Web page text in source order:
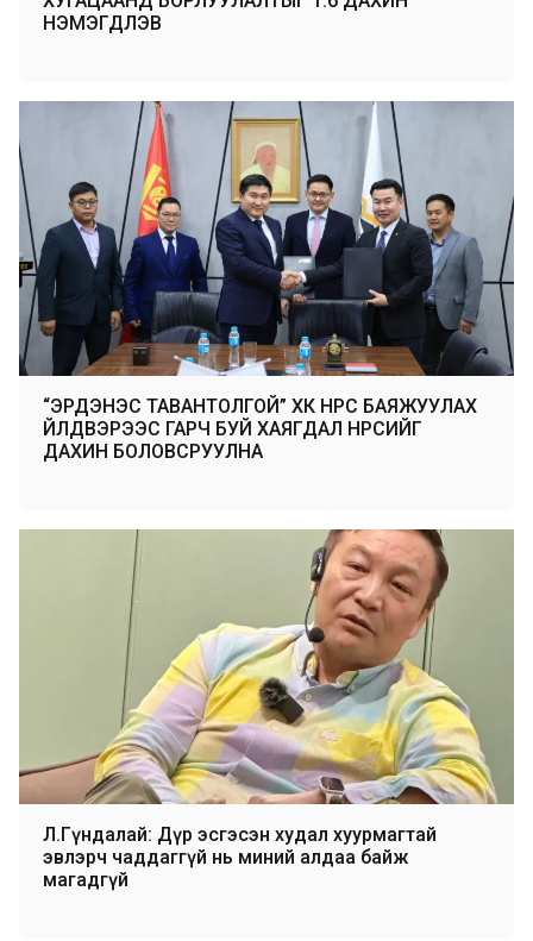
НЭМЭГДҮҮЛЭВ
“ЭРДЭНЭС ТАВАНТОЛГОЙ” ХК НҮҮРС БАЯЖУУЛАХ
ҮЙЛДВЭРЭЭС ГАРЧ БУЙ ХАЯГДАЛ НҮҮРСИЙГ
ДАХИН БОЛОВСРУУЛНА
Л.Гүндалай: Дүр эсгэсэн худал хуурмагтай
эвлэрч чаддаггүй нь миний алдаа байж
магадгүй